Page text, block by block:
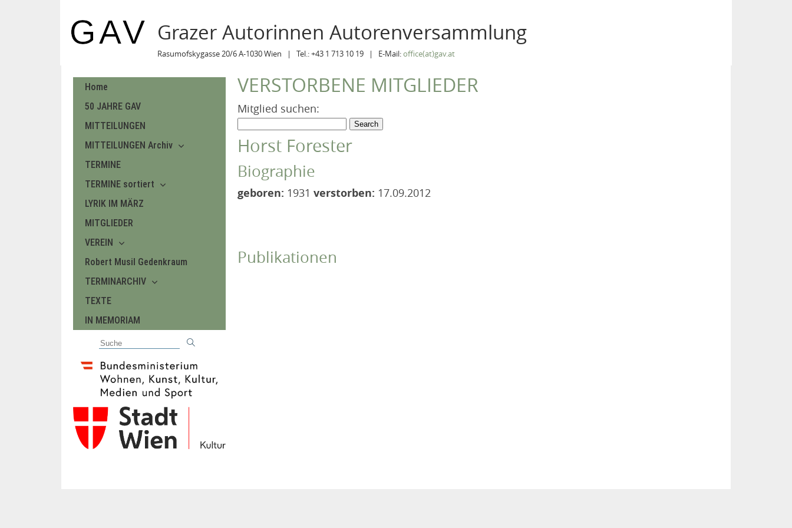
Grazer Autorinnen Autorenversammlung
Rasumofskygasse 20/6 A-1030 Wien | Tel.: +43 1 713 10 19 | E-Mail:office(at)gav.at
Home
50 JAHRE GAV
MITTEILUNGEN
MITTEILUNGEN Archiv
TERMINE
TERMINE sortiert
LYRIK IM MÄRZ
MITGLIEDER
VEREIN
Robert Musil Gedenkraum
TERMINARCHIV
TEXTE
IN MEMORIAM
VERSTORBENE MITGLIEDER
Mitglied suchen:
Horst Forester
Biographie
geboren: 1931 verstorben: 17.09.2012
Publikationen